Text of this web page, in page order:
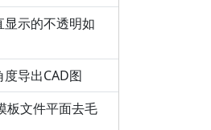
示的不透明如
导出CAD图
板文件平面去毛